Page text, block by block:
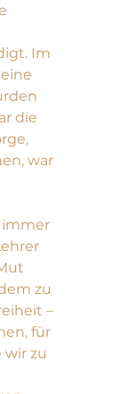
Im
die
war
immer
zu
–
für
wir zu